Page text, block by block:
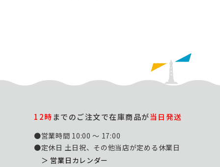
12時までのご注文で在庫商品が当日発送
●営業時間 10:00 ～ 17:00
●定休日 土日祝、その他当店が定める休業日
＞ 営業日カレンダー